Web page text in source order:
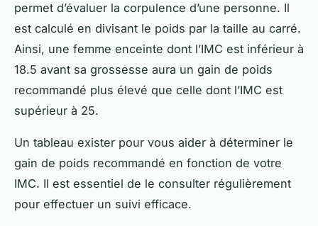
permet d’évaluer la corpulence d’une personne. Il
est calculé en divisant le poids par la taille au carré.
Ainsi, une femme enceinte dont l’IMC est inférieur à
18.5 avant sa grossesse aura un gain de poids
recommandé plus élevé que celle dont l’IMC est
supérieur à 25.
Un tableau exister pour vous aider à déterminer le
gain de poids recommandé en fonction de votre
IMC. Il est essentiel de le consulter régulièrement
pour effectuer un suivi efficace.